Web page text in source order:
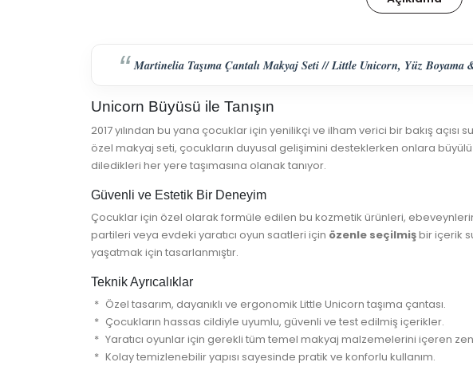
Martinelia Taşıma Çantalı Makyaj Seti // Little Unicorn, Yüz Boyama
Unicorn Büyüsü ile Tanışın
2017 yılından bu yana çocuklar için yenilikçi ve ilham verici bir bakış açısı
özel makyaj seti, çocukların duyusal gelişimini desteklerken onlara büyülü
diledikleri her yere taşımasına olanak tanıyor.
Güvenli ve Estetik Bir Deneyim
Çocuklar için özel olarak formüle edilen bu kozmetik ürünleri,
partileri veya evdeki yaratıcı oyun saatleri için özenle seçilmişbir içerik
yaşatmak için tasarlanmıştır.
Teknik Ayrıcalıklar
Özel tasarım, dayanıklı ve ergonomik Little Unicorn taşıma çantası.
Çocukların hassas cildiyle uyumlu, güvenli ve test edilmiş içerikler.
Yaratıcı oyunlar için gerekli tüm temel makyaj malzemelerini içeren
Kolay temizlenebilir yapısı sayesinde pratik ve konforlu kullanım.